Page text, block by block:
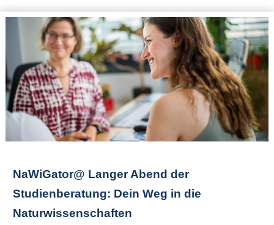
NaWiGator@ Langer Abend der
Studienberatung: Dein Weg in die
Naturwissenschaften